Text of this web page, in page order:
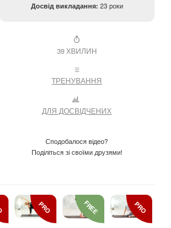
Досвід викладання: 23 роки
39 ХВИЛИН
ТРЕНУВАННЯ
ДЛЯ ДОСВІДЧЕНИХ
Сподобалося відео?
Поділіться зі своїми друзями!
PRO FREE PRO